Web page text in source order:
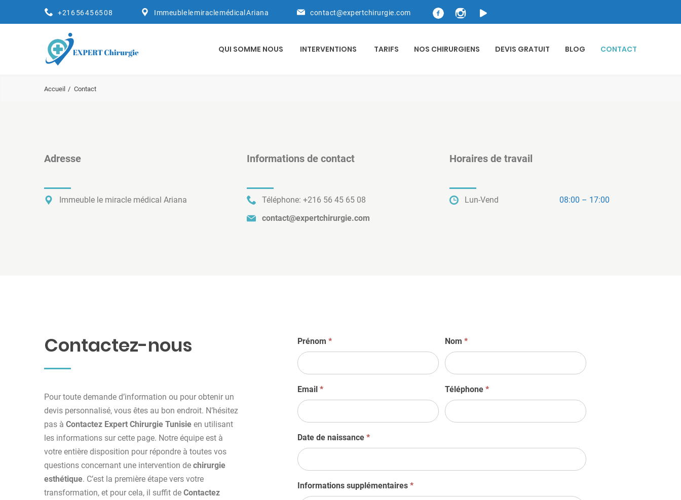
+216 56 45 65 08 Immeuble le miracle médical Ariana contact@expertchirurgie.com
QUI SOMME NOUS INTERVENTIONS TARIFS NOS CHIRURGIENS DEVIS GRATUIT BLOG CONTACT
Accueil Contact
Adresse
Immeuble le miracle médical Ariana
Informations de contact
Téléphone: +216 56 45 65 08
contact@expertchirurgie.com
Horaires de travail
Lun-Vend 08:00 – 17:00
Contactez-nous
Pour toute demande d’information ou pour obtenir un
devis personnalisé, vous êtes au bon endroit. N’hésitez
pas à Contactez Expert Chirurgie Tunisie en utilisant
les informations sur cette page. Notre équipe est à
votre entière disposition pour répondre à toutes vos
questions concernant une intervention de chirurgie
esthétique. C’est la première étape vers votre
transformation, et pour cela, il suffit de Contactez
D
e
m
a
d
e
d
e
d
e
v
Prénom * Nom *
Email * Téléphone *
Date de naissance *
Informations supplémentaires *